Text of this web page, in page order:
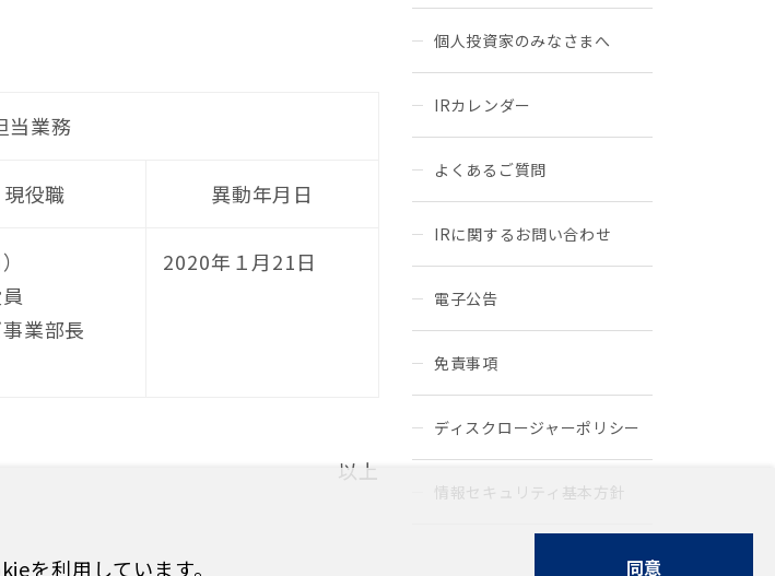
個人投資家のみなさまへ
IRカレンダー
よくあるご質問
IRに関するお問い合わせ
電子公告
免責事項
ディスクロージャーポリシー
情報セキュリティ基本方針
当業務
現役職 異動年月日
業部長
2020年１月21日
以上
を利用しています。
同意